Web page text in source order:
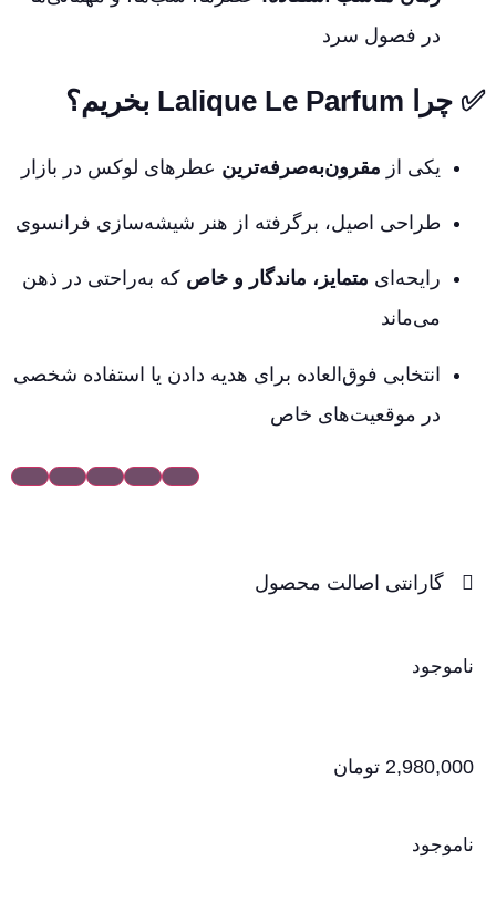
در فصول سرد
✅ چرا Lalique Le Parfum بخریم؟
یکی از مقرون‌به‌صرفه‌ترین عطرهای لوکس در بازار
طراحی اصیل، برگرفته از هنر شیشه‌سازی فرانسوی
رایحه‌ای متمایز، ماندگار و خاص که به‌راحتی در ذهن
می‌ماند
انتخابی فوق‌العاده برای هدیه دادن یا استفاده شخصی
در موقعیت‌های خاص
گارانتی اصالت محصول
ناموجود
2,980,000 تومان
ناموجود